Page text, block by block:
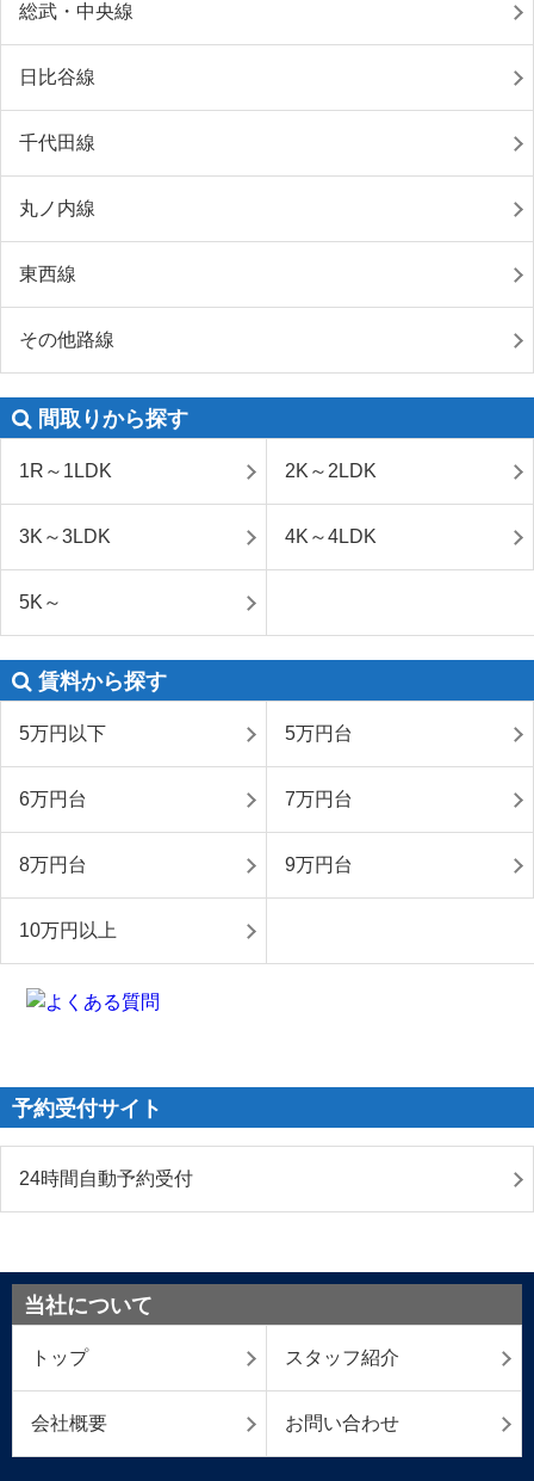
総武・中央線
日比谷線
千代田線
丸ノ内線
東西線
その他路線
間取りから探す
1R～1LDK 2K～2LDK
3K～3LDK 4K～4LDK
5K～
賃料から探す
5万円以下 5万円台
6万円台 7万円台
8万円台 9万円台
10万円以上
予約受付サイト
24時間自動予約受付
当社について
トップ スタッフ紹介
会社概要 お問い合わせ